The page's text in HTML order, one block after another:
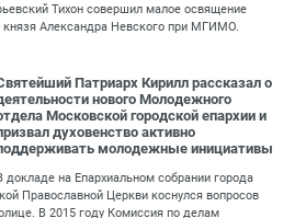
Тихон совершил малое освящение
князя Александра Невского при МГИМО.
Патриарх Кирилл рассказал о
нового Молодежного
Московской городской епархии и
духовенство активно
молодежные инициативы
докладе на Епархиальном собрании города
Православной Церкви коснулся вопросов
В 2015 году Комиссия по делам